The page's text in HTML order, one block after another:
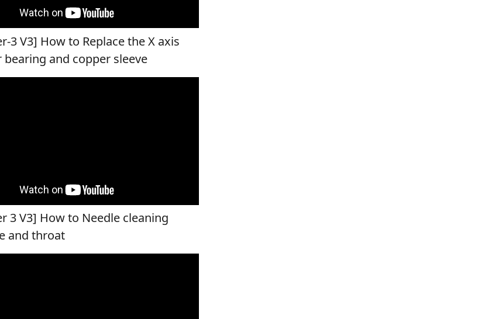
3 V3] How to Replace the X axis
bearing and copper sleeve
3 V3] How to Needle cleaning
and throat